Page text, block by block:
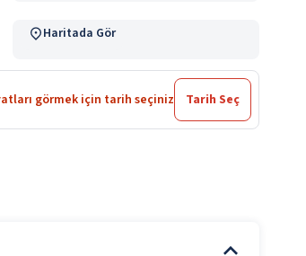
Haritada Gör
görmek için tarih seçiniz Tarih Seç